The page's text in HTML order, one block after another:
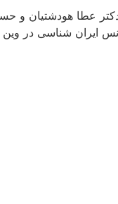
دكتر عطا